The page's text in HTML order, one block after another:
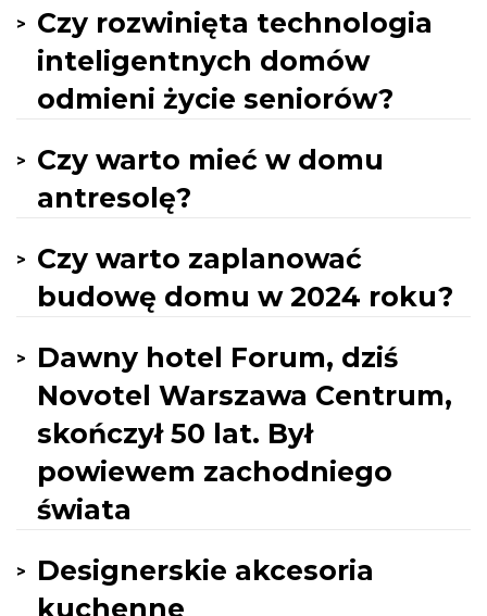
Czy rozwinięta technologia
inteligentnych domów
odmieni życie seniorów?
Czy warto mieć w domu
antresolę?
Czy warto zaplanować
budowę domu w 2024 roku?
Dawny hotel Forum, dziś
Novotel Warszawa Centrum,
skończył 50 lat. Był
powiewem zachodniego
świata
Designerskie akcesoria
kuchenne